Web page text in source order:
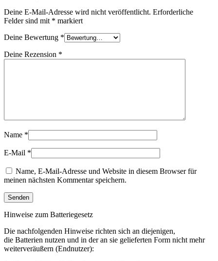
Deine E-Mail-Adresse wird nicht veröffentlicht. Erforderliche
Felder sind mit * markiert
Deine Bewertung *
Deine Rezension *
Name *
E-Mail *
Name, E-Mail-Adresse und Website in diesem Browser für
meinen nächsten Kommentar speichern.
Hinweise zum Batteriegesetz
Die nachfolgenden Hinweise richten sich an diejenigen,
die Batterien nutzen und in der an sie gelieferten Form nicht mehr
weiterveräußern (Endnutzer):